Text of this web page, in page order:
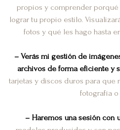
propios y comprender
lograr tu propio estilo.
fotos y qué les hago hasta
– Verás mi gestión de
archivos de forma eficiente y
tarjetas y discos duros para que
fotografía
– Haremos una sesión con